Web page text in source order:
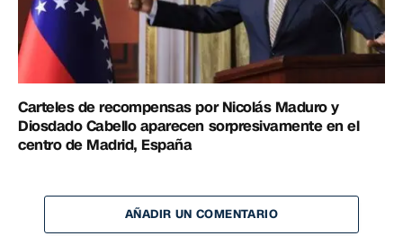
Carteles de recompensas por Nicolás Maduro y
Diosdado Cabello aparecen sorpresivamente en el
centro de Madrid, España
AÑADIR UN COMENTARIO